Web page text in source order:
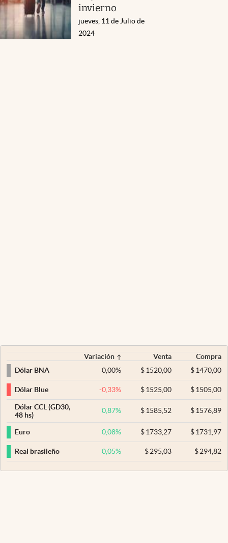
invierno
jueves, 11 de Julio de
2024
Variación Venta
Compra
Dólar BNA
0,00% $ 1520,00 $1470,00
Dólar Blue -0,33% $ 1525,00 $1505,00
Dólar CCL (GD30,
48 hs)
0,87% $ 1585,52 $1576,89
Euro 0,08% $ 1733,27 $1731,97
Real brasileño 0,05% $ 295,03 $294,82